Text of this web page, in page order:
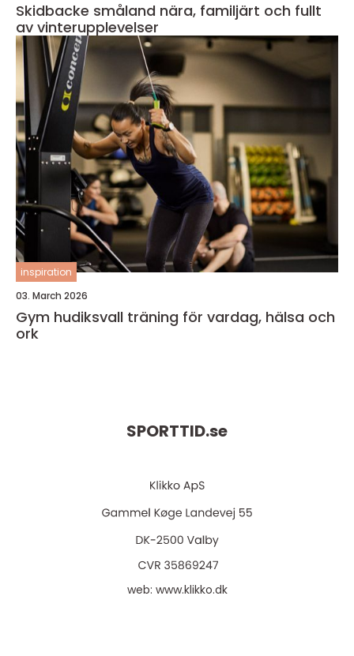
Skidbacke småland nära, familjärt och fullt
av vinterupplevelser
inspiration
03. March 2026
Gym hudiksvall träning för vardag, hälsa och
ork
SPORTTID.se
web: www.klikko.dk